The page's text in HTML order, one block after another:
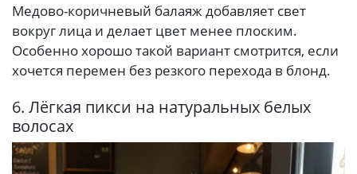
Медово-коричневый балаяж добавляет свет
вокруг лица и делает цвет менее плоским.
Особенно хорошо такой вариант смотрится, если
хочется перемен без резкого перехода в блонд.
6. Лёгкая пикси на натуральных белых
волосах